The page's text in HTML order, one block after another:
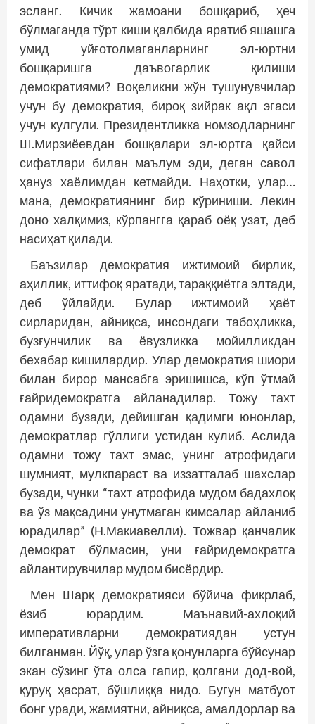
эсланг. Кичик жамоани бошқариб, ҳеч
бўлмаганда тўрт киши қалбида яратиб яшашга
умид уйғотолмаганларнинг эл-юртни
бошқаришга даъвогарлик қилиши
демократиями? Воқеликни жўн тушунувчилар
учун бу демократия, бироқ зийрак ақл эгаси
учун кулгули. Президентликка номзодларнинг
Ш.Мирзиёевдан бошқалари эл-юртга қайси
сифатлари билан маълум эди, деган савол
ҳануз хаёлимдан кетмайди. Наҳотки, улар…
мана, демократиянинг бир кўриниши. Лекин
доно халқимиз, кўрпангга қараб оёқ узат, деб
насиҳат қилади.
Баъзилар демократия ижтимоий бирлик,
аҳиллик, иттифоқ яратади, тараққиётга элтади,
деб ўйлайди. Булар ижтимоий ҳаёт
сирларидан, айниқса, инсондаги табоҳликка,
бузғунчилик ва ёвузликка мойилликдан
бехабар кишилардир. Улар демократия шио­­ри
билан бирор мансабга эришишса, кўп ўтмай
ғайридемократга айланадилар. Тожу тахт
одамни бузади, дейишган қадимги юнонлар,
демократлар гўллиги устидан кулиб. Аслида
одамни тожу тахт эмас, унинг атрофидаги
шумният, мулкпараст ва иззатталаб шахслар
бузади, чунки “тахт атрофида мудом бадахлоқ
ва ўз мақсадини унутмаган кимсалар айланиб
юрадилар” (Н.Макиавелли). Тожвар қанчалик
демократ бўлмасин, уни ғайридемократга
айлантирувчилар мудом бисёрдир.
Мен Шарқ демократияси бў­йича фикрлаб,
ёзиб юрардим. Маънавий-ахлоқий
императивларни демократиядан устун
билганман. Йўқ, улар ўзга қонунларга бўйсунар
экан сўзинг ўта олса гапир, қолгани дод-вой,
қуруқ ҳасрат, бўшлиққа нидо. Бугун матбуот
бонг уради, жамиятни, айниқса, амалдорлар ва